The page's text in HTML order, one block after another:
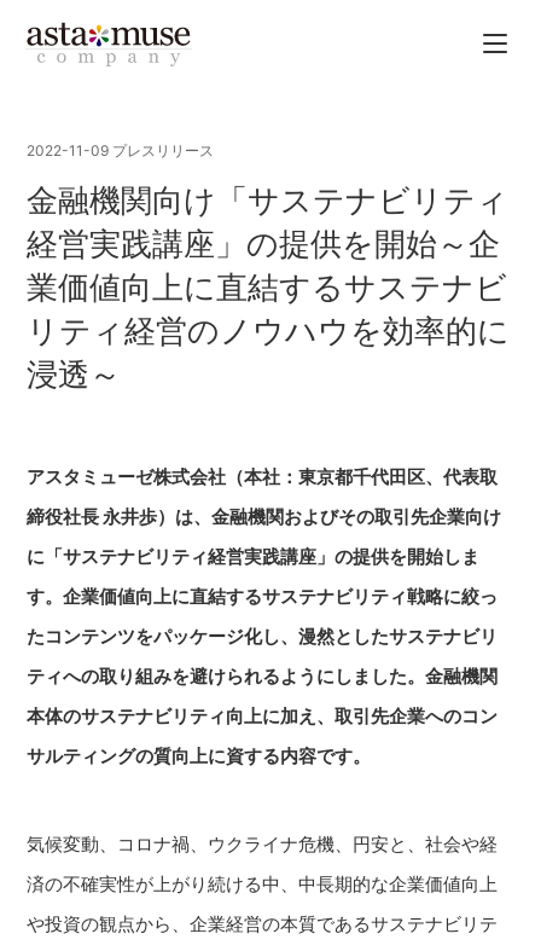
2022-11-09 プレスリリース
金融機関向け「サステナビリティ
経営実践講座」の提供を開始～企
業価値向上に直結するサステナビ
リティ経営のノウハウを効率的に
浸透～
アスタミューゼ株式会社（本社：東京都千代田区、代表取
締役社長 永井歩）は、金融機関およびその取引先企業向け
に「サステナビリティ経営実践講座」の提供を開始しま
す。企業価値向上に直結するサステナビリティ戦略に絞っ
たコンテンツをパッケージ化し、漫然としたサステナビリ
ティへの取り組みを避けられるようにしました。金融機関
本体のサステナビリティ向上に加え、取引先企業へのコン
サルティングの質向上に資する内容です。
気候変動、コロナ禍、ウクライナ危機、円安と、社会や経
済の不確実性が上がり続ける中、中長期的な企業価値向上
や投資の観点から、企業経営の本質であるサステナビリテ